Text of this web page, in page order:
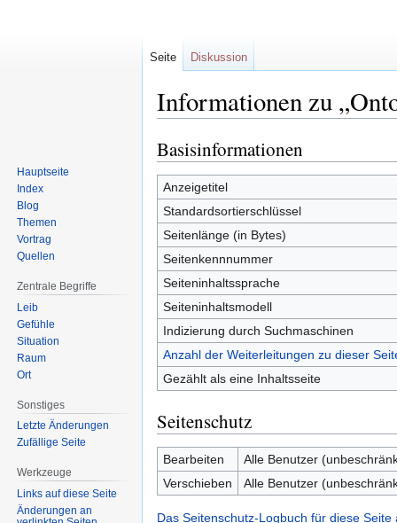
Informationen zu
Zur
Navigation
springen
Zur
Suche
springen
Basisinformationen
Anzeigetitel
Standardsortierschlüssel
Seitenlänge (in Bytes)
Seitenkennnummer
Seiteninhaltssprache
Seiteninhaltsmodell
Indizierung durch Suchmaschinen
Anzahl der Weiterleitungen zu dieser
Gezählt als eine Inhaltsseite
Seitenschutz
Bearbeiten
Alle Benutzer
Verschieben
Alle Benutzer
Das Seitenschutz-Logbuch für diese Seite
Seite Diskussion
Hauptseite
Index
Blog
Themen
Vortrag
Quellen
Zentrale Begriffe
Leib
Gefühle
Situation
Raum
Ort
Sonstiges
Letzte Änderungen
Zufällige Seite
Werkzeuge
Links auf diese Seite
Änderungen an